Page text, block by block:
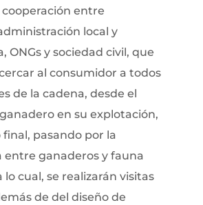
entre
local y
ONGs y sociedad civil, que
al consumidor a todos
de la cadena, desde el
en su explotación,
pasando por la
entre ganaderos y fauna
lo cual, se realizarán visitas
de del diseño de